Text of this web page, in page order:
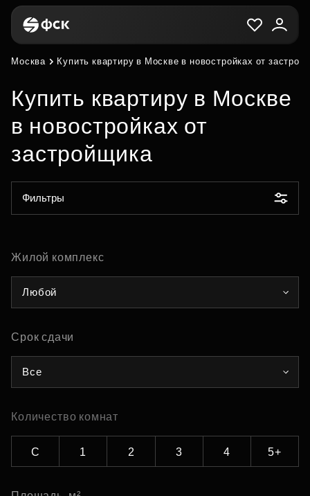
Москва Купить квартиру в Москве в новостройках от
Купить квартиру в Москве
в новостройках от
застройщика
Фильтры
Жилой комплекс
Любой
Срок сдачи
Все
Количество комнат
С 1 2 3 4 5+